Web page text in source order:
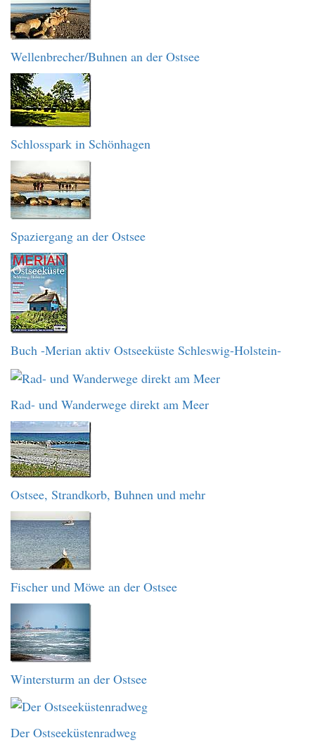
Wellenbrecher/Buhnen an der Ostsee
Schlosspark in Schönhagen
Spaziergang an der Ostsee
Buch -Merian aktiv Ostseeküste Schleswig-Holstein-
Rad- und Wanderwege direkt am Meer
Ostsee, Strandkorb, Buhnen und mehr
Fischer und Möwe an der Ostsee
Wintersturm an der Ostsee
Der Ostseeküstenradweg